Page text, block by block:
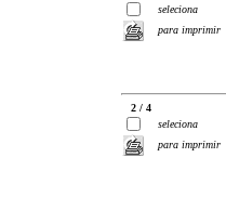
seleciona
para imprimir
2 / 4
seleciona
para imprimir